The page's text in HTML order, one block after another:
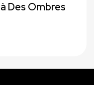
Des Ombres